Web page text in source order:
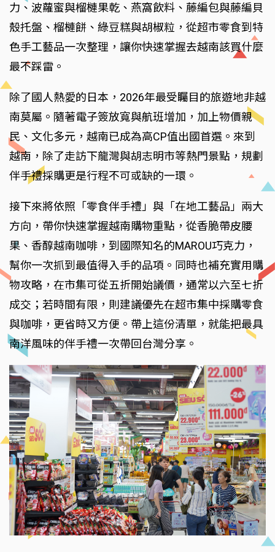
力、波蘿蜜與榴槤果乾、燕窩飲料、藤編包與藤編貝
殼托盤、榴槤餅、綠豆糕與胡椒粒，從超市零食到特
色手工藝品一次整理，讓你快速掌握去越南該買什麼
最不踩雷。
除了國人熱愛的日本，2026年最受矚目的旅遊地非越
南莫屬。隨著電子簽放寬與航班增加，加上物價親
民、文化多元，越南已成為高CP值出國首選。來到
越南，除了走訪下龍灣與胡志明市等熱門景點，規劃
伴手禮採購更是行程不可或缺的一環。
接下來將依照「零食伴手禮」與「在地工藝品」兩大
方向，帶你快速掌握越南購物重點，從香脆帶皮腰
果、香醇越南咖啡，到國際知名的MAROU巧克力，
幫你一次抓到最值得入手的品項。同時也補充實用購
物攻略，在市集可從五折開始議價，通常以六至七折
成交；若時間有限，則建議優先在超市集中採購零食
與咖啡，更省時又方便。帶上這份清單，就能把最具
南洋風味的伴手禮一次帶回台灣分享。